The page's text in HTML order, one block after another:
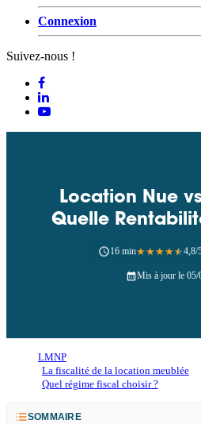
Connexion
Suivez-nous !
Location Nue
Quelle
16 min★★★★★4,8/
Mis à jour le 05/
LMNP
La fiscalité de la location meublée
Quel régime fiscal choisir ?
SOMMAIRE